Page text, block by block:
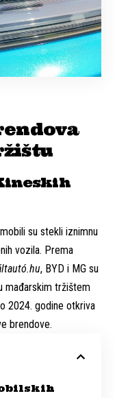
su stekli iznimnu
vozila. Prema
, BYD i MG su
mađarskim tržištem
2024. godine otkriva
brendove.